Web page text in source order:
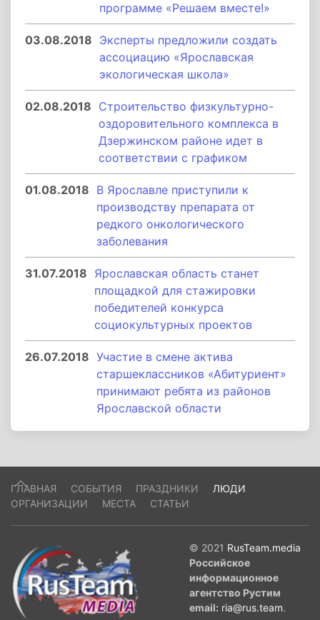
программе «Решаем вместе!»
03.08.2018 Эксперты предложили создать
ассоциацию «Ярославская
экологическая школа»
02.08.2018 Строительство физкультурно-
оздоровительного комплекса в
Дзержинском районе идет в
соответствии с графиком
01.08.2018 В Ярославле приступили к
производству препарата от
редкого онкологического
заболевания
31.07.2018 Ярославская область станет
площадкой для стажировки
победителей конкурса
социокультурных проектов
26.07.2018 Участие в смене актива
старшеклассников «Абитуриент»
принимают ребята из районов
Ярославской области
ГЛАВНАЯ СОБЫТИЯ ПРАЗДНИКИ
ЛЮДИ
ОРГАНИЗАЦИИ
МЕСТА СТАТЬИ
© 2021 RusTeam.media
Российское
информационное
агентство Рустим
email: ria@rus.team.